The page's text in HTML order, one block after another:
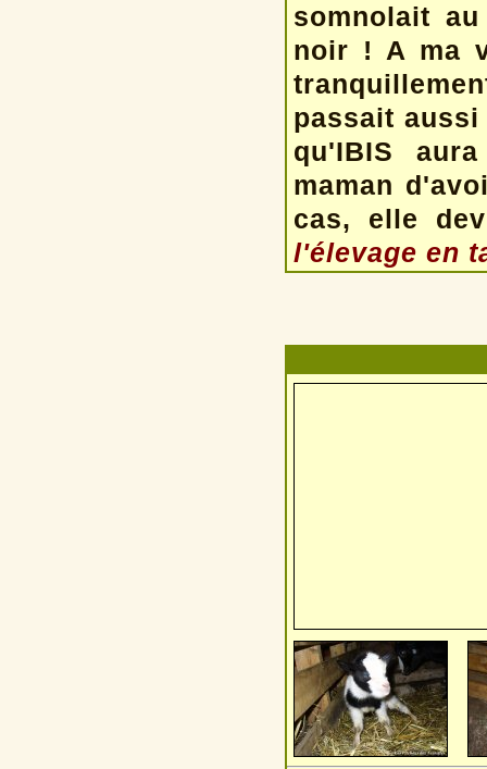
somnolait
noir ! A ma
passait
qu'IBIS
maman
cas, elle
l'élevage en